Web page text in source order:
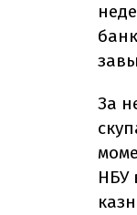
За
НБУ